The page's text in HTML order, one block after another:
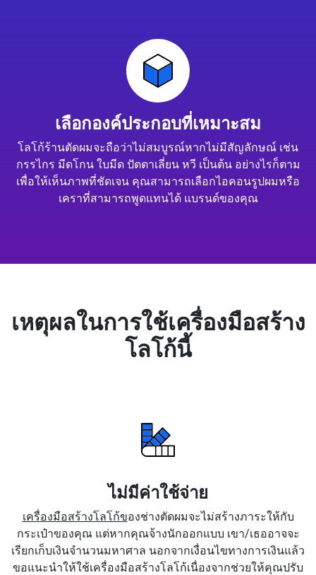
เลือกองค์ประกอบที่เหมาะสม
โลโก้ร้านตัดผมจะถือว่าไม่สมบูรณ์หากไม่มีสัญลักษณ์ เช่น
กรรไกร มีดโกน ใบมีด ปัตตาเลี่ยน หวี เป็นต้น อย่างไรก็ตาม
เพื่อให้เห็นภาพที่ชัดเจน คุณสามารถเลือกไอคอนรูปผมหรือ
เคราที่สามารถพูดแทนได้ แบรนด์ของคุณ
เหตุผลในการใช้เครื่องมือสร้าง
โลโก้นี้
ไม่มีค่าใช้จ่าย
เครื่องมือสร้างโลโก้ของช่างตัดผมจะไม่สร้างภาระให้กับ
กระเป๋าของคุณ แต่หากคุณจ้างนักออกแบบ เขา/เธออาจจะ
เรียกเก็บเงินจำนวนมหาศาล นอกจากเงื่อนไขทางการเงินแล้ว
ขอแนะนำให้ใช้เครื่องมือสร้างโลโก้เนื่องจากช่วยให้คุณปรับ